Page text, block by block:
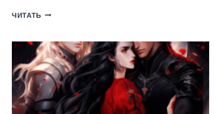
ЧИТАТЬ ИНЖЕНЕР
(АННА
ШВЫРКОВА)